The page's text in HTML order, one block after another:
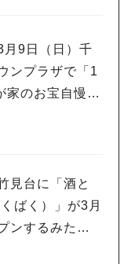
月9日（日）千
ンプラザで「1
家のお宝自慢大
見台に「酒と
ばく）」が3月
ンするみた